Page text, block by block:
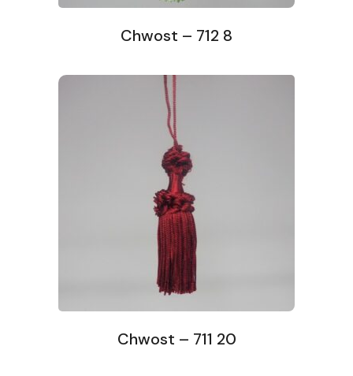
Chwost – 712 8
Chwost – 711 20